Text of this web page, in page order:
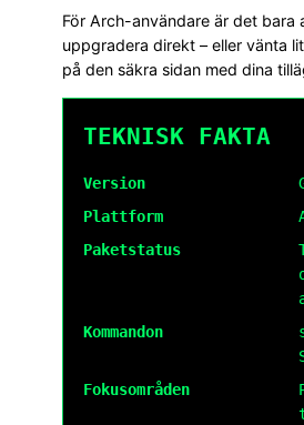
För Arch-användare är det bara
uppgradera direkt – eller vänta
på den säkra sidan med dina
TEKNISK FAKTA
Version
Plattform
Paketstatus
Kommandon
Fokusområden